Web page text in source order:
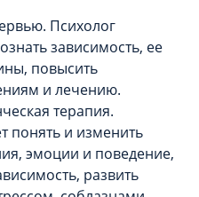
Психолог
зависимость, ее
повысить
и лечению.
терапия.
понять и изменить
эмоции и поведение,
развить